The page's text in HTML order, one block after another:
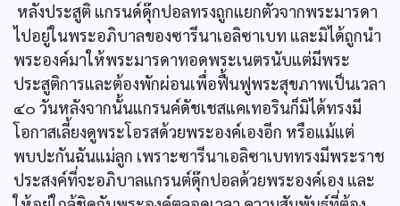
หลังประสูติ แกรนด์ดุ๊กปอลทรงถูกแยกตัวจากพระมารดา
ไปอยู่ในพระอภิบาลของซารีนาเอลิซาเบท และมิได้ถูกนำ
พระองค์มาให้พระมารดาทอดพระเนตรนับแต่มีพระ
ประสูติการและต้องพักผ่อนเพื่อฟื้นฟูพระสุขภาพเป็นเวลา
๔๐ วันหลังจากนั้นแกรนค์ดัชเชสแคเทอรินก็มิได้ทรงมี
โอกาสเลี้ยงดูพระโอรสด้วยพระองค์เองอีก หรือแม้แต่
พบปะกันฉันแม่ลูก เพราะซารีนาเอลิซาเบททรงมีพระราช
ประสงค์ที่จะอภิบาลแกรนต์ดุ๊กปอลด้วยพระองค์เอง และ